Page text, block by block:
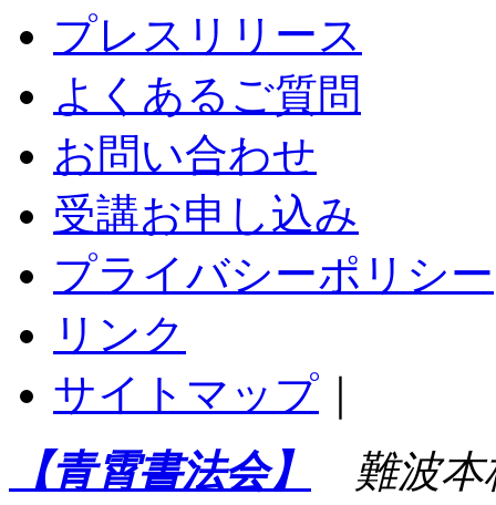
プレスリリース
よくあるご質問
お問い合わせ
受講お申し込み
プライバシーポリシー
リンク
サイトマップ ｜
【青霄書法会】
難波本